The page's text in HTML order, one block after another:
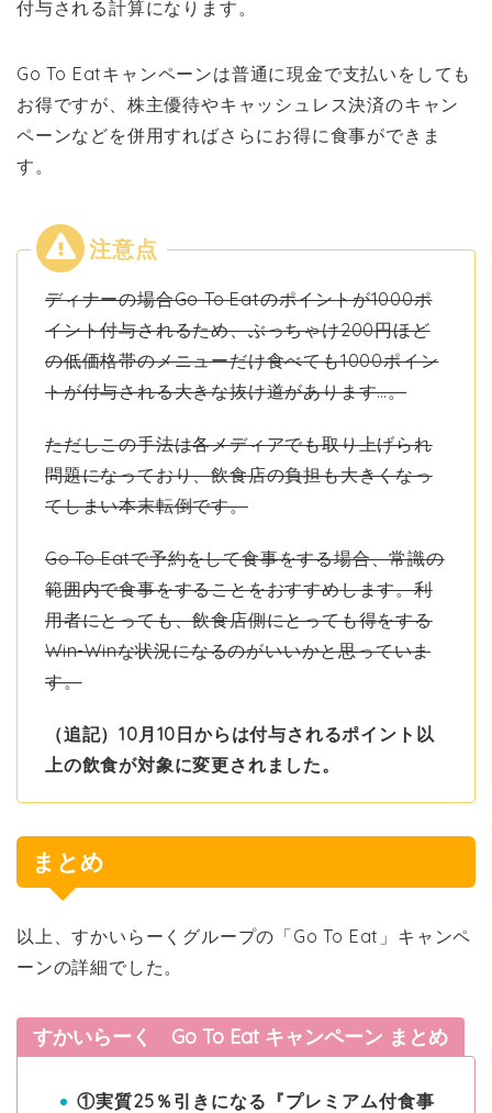
付与される計算になります。
Go To Eatキャンペーンは普通に現金で支払いをしても
お得ですが、株主優待やキャッシュレス決済のキャン
ペーンなどを併用すればさらにお得に食事ができま
す。
ディナーの場合Go To Eatのポイントが1000ポ
イント付与されるため、ぶっちゃけ200円ほど
の低価格帯のメニューだけ食べても1000ポイン
トが付与される大きな抜け道があります…。
ただしこの手法は各メディアでも取り上げられ
問題になっており、飲食店の負担も大きくなっ
てしまい本末転倒です。
Go To Eatで予約をして食事をする場合、常識の
範囲内で食事をすることをおすすめします。利
用者にとっても、飲食店側にとっても得をする
Win-Winな状況になるのがいいかと思っていま
す。
（追記）10月10日からは付与されるポイント以
上の飲食が対象に変更されました。
まとめ
以上、すかいらーくグループの「Go To Eat」キャンペ
ーンの詳細でした。
すかいらーく Go To Eat キャンペーン まとめ
①実質25％引きになる『プレミアム付食事